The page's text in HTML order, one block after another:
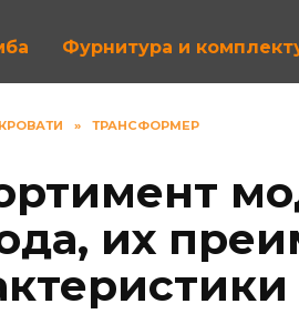
Фурнитура и
КРОВАТИ » ТРАНСФОРМЕР
их